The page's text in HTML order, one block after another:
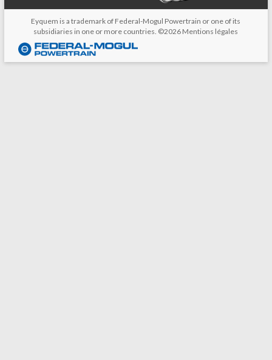
Eyquem is a trademark of Federal-Mogul Powertrain or one of its
subsidiaries in one or more countries. ©2026 Mentions légales